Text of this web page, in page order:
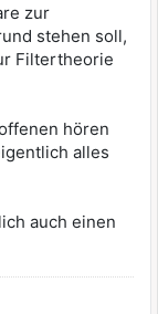
zur
stehen soll,
Filtertheorie
hören
alles
auch einen